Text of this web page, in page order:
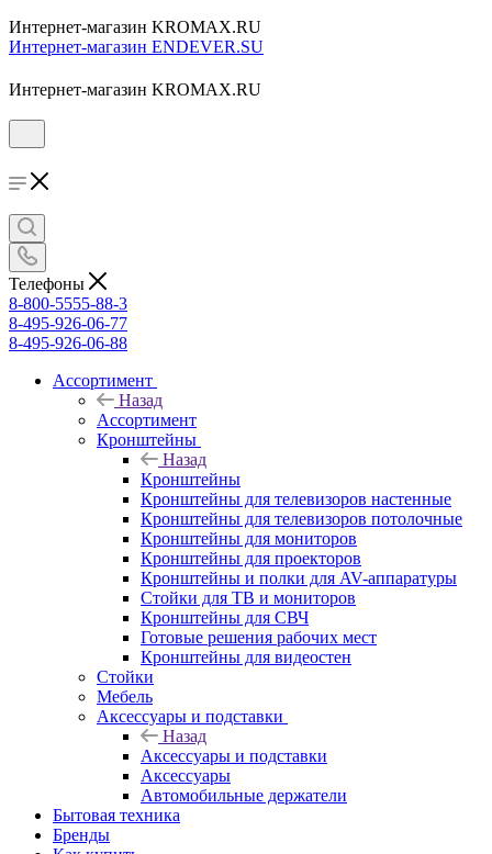
Интернет-магазин KROMAX.RU
Интернет-магазин ENDEVER.SU
Интернет-магазин KROMAX.RU
Телефоны
8-800-5555-88-3
8-495-926-06-77
8-495-926-06-88
Ассортимент
Назад
Ассортимент
Кронштейны
Назад
Кронштейны
Кронштейны для телевизоров настенные
Кронштейны для телевизоров потолочные
Кронштейны для мониторов
Кронштейны для проекторов
Кронштейны и полки для AV-аппаратуры
Стойки для ТВ и мониторов
Кронштейны для СВЧ
Готовые решения рабочих мест
Кронштейны для видеостен
Стойки
Мебель
Аксессуары и подставки
Назад
Аксессуары и подставки
Аксессуары
Автомобильные держатели
Бытовая техника
Бренды